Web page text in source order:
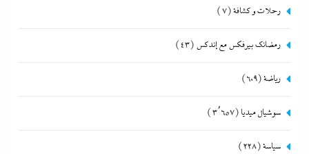
رحلات و كشافة(7)
رمضانك بيرفكس مع إندكس (43)
رياضة(609)
سوشيال ميديا (3٬657)
سياسة(228)